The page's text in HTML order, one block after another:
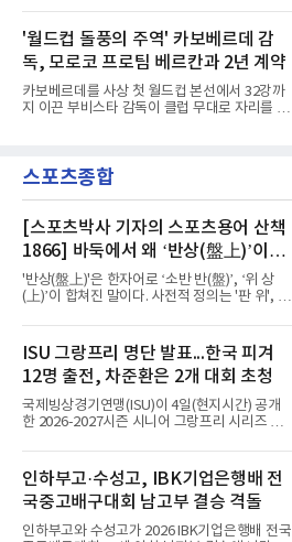
를 되돌리지 못했고, 튀니지는 3전 전패로 탈락
했다.이력 자체는 두텁다. 잠비아
를 4경기 상대가 모두 정해졌다.일정은 추석 연
휴를 앞둔 9월 24일 에콰도르전, 28일 우루과이
전 순이다. 앞서 공개된 대로 10월 2일에는 베네
수엘라, 6일에는 우즈베키스탄과 만난다. 2026
북중미 월드컵을 마친 뒤 홍명보 감독이 물러난
한국은 임시 감독 체제로 이 일정을 소화한다.에
콰도르는 FIFA 랭킹 25위로 32위인 한국보다 앞
다음인 2위로 본선 티켓을 확보했다. 본선에서
는 독일을 제압하고 32강
'월드컵 돌풍의 주역' 카보베르데 감
독, 모로코 프로팀 베르칸과 2년 계약
카보베르데를 사상 첫 월드컵 본선에서 32강까
지 이끈 부비스타 감독이 클럽 무대로 자리를 옮
2년으로, 튀니지 대표팀으로 떠난 모인 차아바
니의 후임이다.겸직 가능성도 거론됐다. 부비스
지휘하는 방안까지 논의했으나 협상 끝에 클럽
에 전념하게 됐다. 카보베르데축구협회도 같은
날 사임을 알리며 후임 선임 작업이 순조롭게 진
행 중이라고 밝혔다.그가 남긴 성과는 뚜렷하다.
아프리카 서쪽 섬나라 카보베르데는 첫 출전한
2026 북중미 월드컵에서 스페
스포츠종합
[스포츠박사 기자의 스포츠용어 산책
1866] 바둑에서 왜 ‘반상(盤上)’이라
말할까
'반상(盤上)'은 한자어로 ‘소반 반(盤)’, ‘위 상
(上)’이 합쳐진 말이다. 사전적 정의는 '판 위', '바
상(盤上)이 단순히 '판 위에서'라는 일반적인 의
미로도 쓰였지만, 바둑 문화가 발달하면서 '바둑
판 위', 더 나아가 '바둑의 세계', '대국이 벌어지
는 공간'을 가리키는 전문 용어로 정착했다. 우리
나라에서도 같은 의미로 받아들여져 ‘반상의 승
부’, ‘반상의 고수’, ‘반상에 앉다’, ‘반상의 철학’
등의 표현을 쓴다.반상(盤上)은 오늘날 바둑을
왕조실록에서 반상(盤上)은 확인되지만,
ISU 그랑프리 명단 발표...한국 피겨
12명 출전, 차준환은 2개 대회 초청
국제빙상경기연맹(ISU)이 4일(현지시간) 공개
한 2026-2027시즌 시니어 그랑프리 시리즈 명
준환(서울시청), 서민규, 김현겸과 여자 싱글 김
채연, 김유재, 이해인, 신지아, 김유성, 윤서진,
윤아선, 김서영, 유영이다.이 가운데 차준환과
서민규, 김채연, 김유재, 이해인, 신지아 6명은 2
개 대회에 초청됐고 나머지는 한 차례만 나선다.
시리즈는 6개 대회로 치러지며 합산 성적 상위 6
인하부고·수성고, IBK기업은행배 전
국중고배구대회 남고부 결승 격돌
인하부고와 수성고가 2026 IBK기업은행배 전국